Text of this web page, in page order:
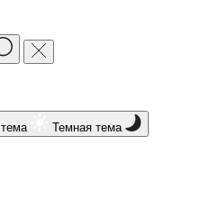
Темная тема